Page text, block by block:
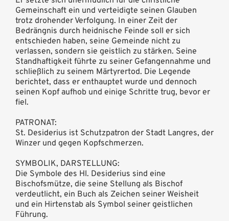
Gemeinschaft ein und verteidigte seinen Glauben
trotz drohender Verfolgung. In einer Zeit der
Bedrängnis durch heidnische Feinde soll er sich
entschieden haben, seine Gemeinde nicht zu
verlassen, sondern sie geistlich zu stärken. Seine
Standhaftigkeit führte zu seiner Gefangennahme und
schließlich zu seinem Märtyrertod. Die Legende
berichtet, dass er enthauptet wurde und dennoch
seinen Kopf aufhob und einige Schritte trug, bevor er
fiel.
PATRONAT:
St. Desiderius ist Schutzpatron der Stadt Langres, der
Winzer und gegen Kopfschmerzen.
SYMBOLIK, DARSTELLUNG:
Die Symbole des Hl. Desiderius sind eine
Bischofsmütze, die seine Stellung als Bischof
verdeutlicht, ein Buch als Zeichen seiner Weisheit
und ein Hirtenstab als Symbol seiner geistlichen
Führung.